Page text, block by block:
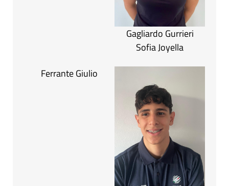
Gagliardo Gurrieri
Sofia Joyella
Ferrante Giulio